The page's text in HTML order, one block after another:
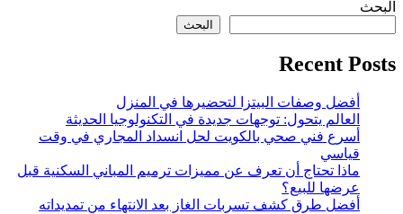
البحث
البحث
Recent Posts
أفضل وصفات البيتزا لتحضيرها في المنزل
العالم يتحول: توجهات جديدة في التكنولوجيا الحديثة
أسرع فني صحي بالكويت لحل انسداد المجاري في وقت
قياسي
ماذا تحتاج أن تعرف عن مميزات ترميم المباني السكنية قبل
عرضها للبيع؟
أفضل طرق كشف تسربات الغاز بعد الانتهاء من تمديداته